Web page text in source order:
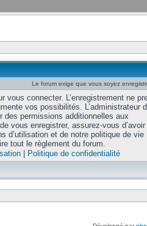
Le forum exige que vous soyez
vous connecter. L’enregistrement ne
vos possibilités. L’administrateur
des permissions additionnelles aux
vous enregistrer, assurez-vous
d’utilisation et de notre politique de vie
tout le règlement du forum.
Politique de confidentialité